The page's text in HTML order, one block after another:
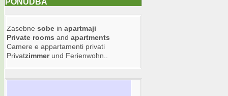
Zasebne sobe in apartmaji
Private rooms and apartments
Camere e appartamenti privati
Privatzimmerund Ferienwohn..